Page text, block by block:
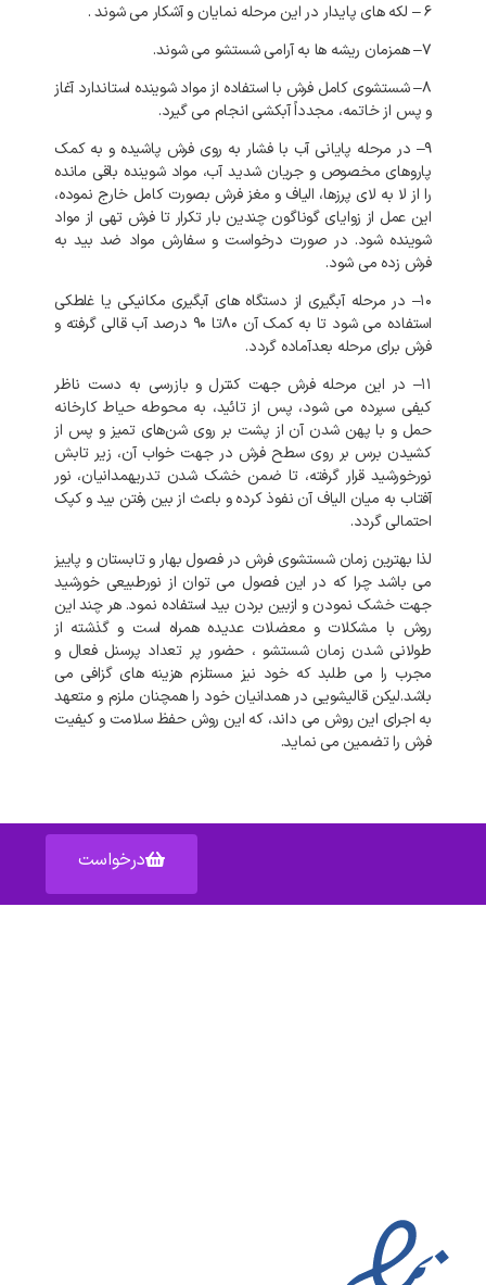
۶– لکه های پایدار در این مرحله نمایان و آشکار می شوند.
۷–همزمان ریشه ها به آرامی شستشو می شوند.
۸–شستشوی کامل فرش با استفاده از مواد شوینده استاندارد آغاز
و پس ازخاتمه، مجدداًآبکشی انجام می گیرد.
۹– در مرحله پایانی آب با فشار به روی فرش پاشیده و به کمک
پاروهای مخصوص و جریان شدید آب، مواد شوینده باقی مانده
را از لا به لای پرزها، الیاف و مغز فرش بصورت کامل خارج نموده،
این عمل از زوایای گوناگون چندین بار تکرار تا فرش تهی از مواد
شوینده شود. در صورت درخواست و سفارش مواد ضد بید به
فرش زده می شود.
۱۰– در مرحله آبگیری از دستگاه های آبگیری مکانیکی یا غلطکی
استفاده می شود تا به کمک آن ۸۰تا ۹۰ درصد آب قالی گرفته و
فرش برای مرحله بعدآماده گردد.
۱۱– در این مرحله فرش جهت کنترل و بازرسی به دست ناظر
کیفی سپرده می شود، پس از تائید، به محوطه حیاط کارخانه
حمل و با پهن شدن آن از پشت بر روی شن‌های تمیز و پس از
کشیدن برس بر روی سطح فرش در جهت خواب آن، زیر تابش
نورخورشید قرار گرفته، تا ضمن خشک شدن تدریهمدانیان، نور
آفتاب به میان الیاف آن نفوذ کرده و باعث از بین رفتن بیدو کپک
احتمالی گردد.
لذا بهترین زمان شستشوی فرش در فصول بهار و تابستان و پاییز
می باشد چرا که در این فصول می توان از نورطبیعی خورشید
جهت خشک نمودن و ازبین بردن بید استفاده نمود.هرچند این
روش با مشکلات و معضلات عدیده همراه است و گذشته از
طولانی شدن زمان شستشو ، حضور پر تعداد پرسنل فعال و
مجرب را می طلبد که خود نیز مستلزم هزینه های گزافی می
باشد.لیکن قالیشویی در همدانیان خود را همچنان ملزم و متعهد
به اجرای این روش می داند، که این روش حفظ سلامت و کیفیت
فرش راتضمین می نماید.
درخواست